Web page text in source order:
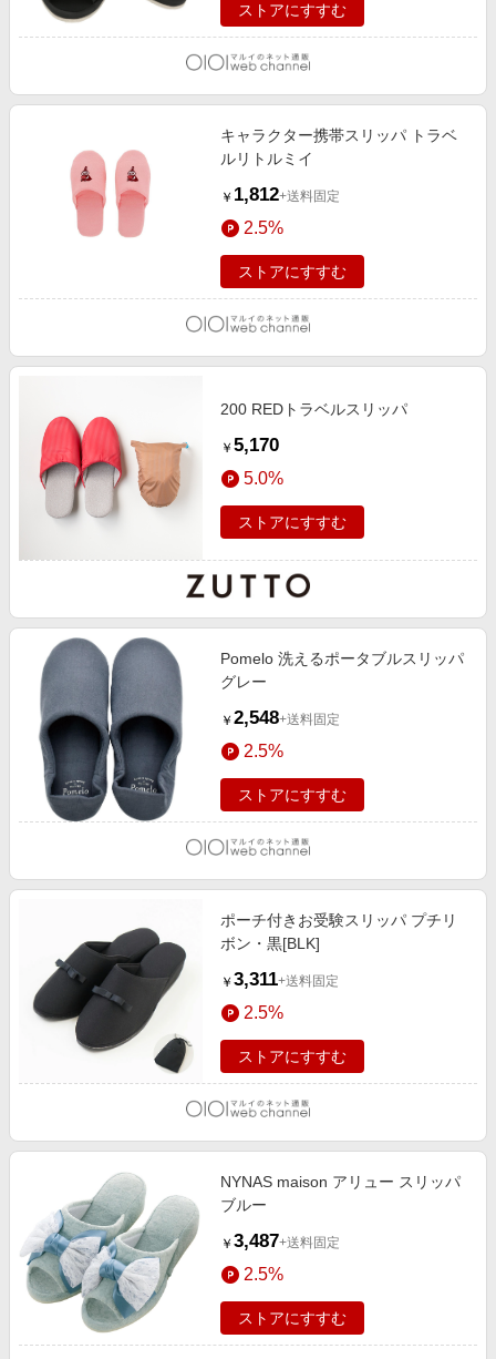
ストアにすすむ
キャラクター携帯スリッパ トラベ
ルリトルミイ
￥ 1,812+送料固定
2.5%
ストアにすすむ
200 REDトラベルスリッパ
￥ 5,170
5.0%
ストアにすすむ
Pomelo 洗えるポータブルスリッパ
グレー
￥ 2,548+送料固定
2.5%
ストアにすすむ
ポーチ付きお受験スリッパ プチリ
ボン・黒[BLK]
￥ 3,311+送料固定
2.5%
ストアにすすむ
NYNAS maison アリュー スリッパ
ブルー
￥ 3,487+送料固定
2.5%
ストアにすすむ